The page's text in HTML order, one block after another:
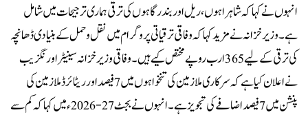
انہوں نے کہا کہ شاہراہوں، ریل اور بندرگاہوں کی ترقی ہماری ترجیحات میں شامل
ہے۔وزیر خزانہ نے مزید کہا کہ وفاقی ترقیاتی پروگرام میں نقل و حمل کے بنیادی ڈھانچہ
کی ترقی کے لیے 365 ارب روپے مختص کیے ہیں۔وفاقی وزیر خزانہ سینیٹر اورنگزیب
نے اعلان کیا ہے کہ سرکاری ملازمین کی تنخواہوں میں 7 فیصد اور ریٹائرڈ ملازمین کی
پنشن میں 7 فیصد اضافے کی تجویز ہے۔انہوں نے بجٹ 27-2026ء میں کہا کہ کم سے